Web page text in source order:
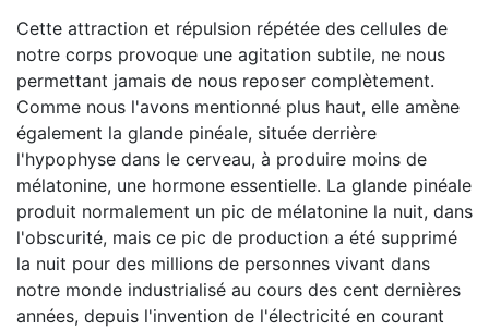
Cette attraction et répulsion répétée des cellules de
notre corps provoque une agitation subtile, ne nous
permettant jamais de nous reposer complètement.
Comme nous l'avons mentionné plus haut, elle amène
également la glande pinéale, située derrière
l'hypophyse dans le cerveau, à produire moins de
mélatonine, une hormone essentielle. La glande pinéale
produit normalement un pic de mélatonine la nuit, dans
l'obscurité, mais ce pic de production a été supprimé
la nuit pour des millions de personnes vivant dans
notre monde industrialisé au cours des cent dernières
années, depuis l'invention de l'électricité en courant